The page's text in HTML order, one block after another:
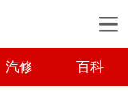
汽修 百科